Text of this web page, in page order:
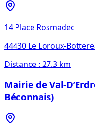
14 Place Rosmadec
44430 Le Loroux-
Distance : 27.3 km
Mairie de Val-
Béconnais)